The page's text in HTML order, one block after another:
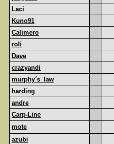
Laci
Kuno91
Calimero
roli
Dave
crazyandi
murphy´s_law
harding
andre
Carp-Line
mote
azubi